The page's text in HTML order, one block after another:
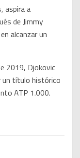
aspira a
de Jimmy
alcanzar un
2019, Djokovic
un título histórico
ATP 1.000.